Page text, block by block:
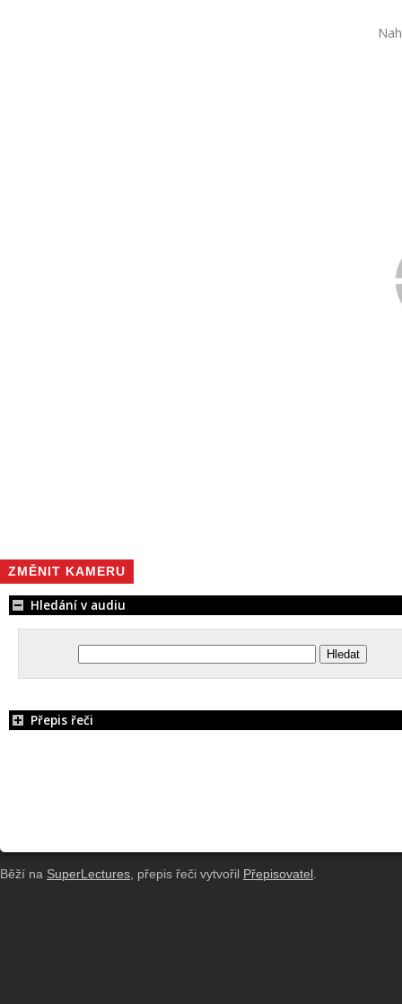
ZMĚNIT KAMERU
Hledání v audiu
Přepis řeči
Běží na SuperLectures, přepis řeči vytvořil Přepisovatel .